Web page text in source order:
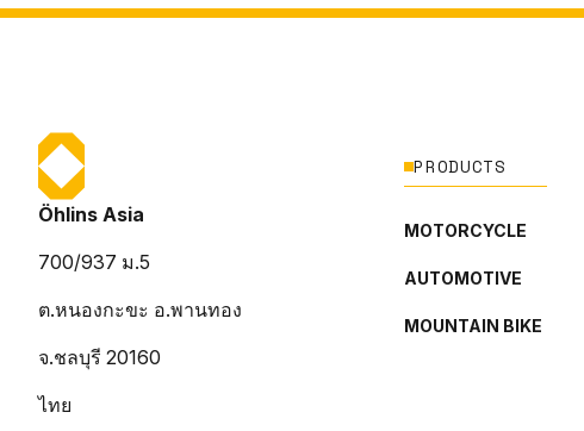
Öhlins Asia
700/937 ม.5
ต.หนองกะขะ อ.พานทอง
จ.ชลบุรี 20160
ไทย
PRODUCTS
MOTORCYCLE
AUTOMOTIVE
MOUNTAIN BIKE